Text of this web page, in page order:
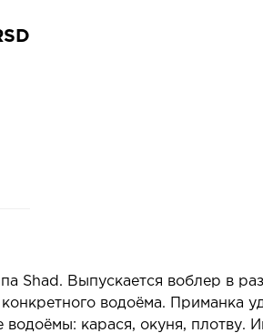
Shad. Выпускается воблер в
водоёма. Приманка
карася, окуня, плотву.